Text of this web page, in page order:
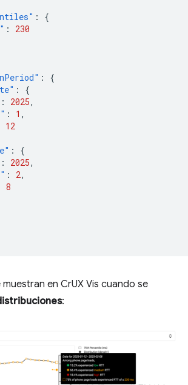
:
{
:
230
:
{
:
{
: 2025,
: 1 ,
12
:
{
: 2025,
: 2,
8
en CrUX Vis cuando se
: